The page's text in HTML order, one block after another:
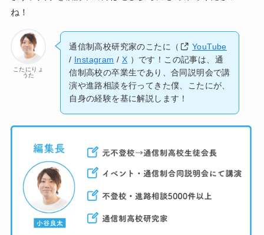
ね！
こたにりょ
うた
通信制高校研究家のこたに（
YouTube
/ Instagram / X ）です！この記事は、通
信制高校の卒業生であり、合同説明会で講
演や進路相談を行ってきた僕、こたにが、
自身の経験を基に解説します！